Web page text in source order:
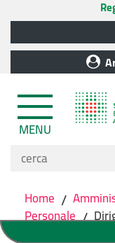
MENU
Home /
Personale /